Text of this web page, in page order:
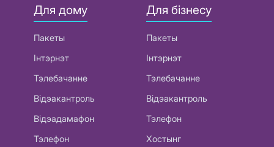
Для дому
Пакеты
Інтэрнэт
Тэлебачанне
Відэакантроль
Відэадамафон
Тэлефон
Для бізнесу
Пакеты
Інтэрнэт
Тэлебачанне
Відэакантроль
Тэлефон
Хостынг